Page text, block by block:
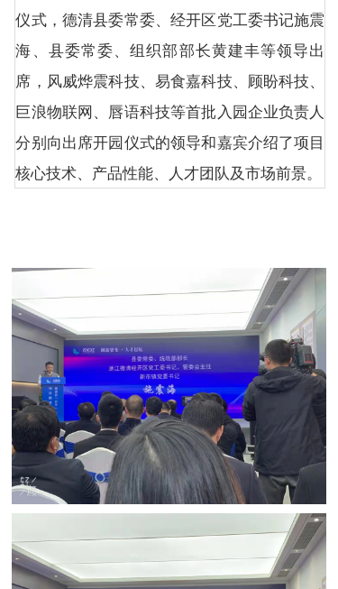
仪式，德清县委常委、经开区党工委书记施震
海、县委常委、组织部部长黄建丰等领导出
席，风威烨震科技、易食嘉科技、顾盼科技、
巨浪物联网、唇语科技等首批入园企业负责人
分别向出席开园仪式的领导和嘉宾介绍了项目
核心技术、产品性能、人才团队及市场前景。